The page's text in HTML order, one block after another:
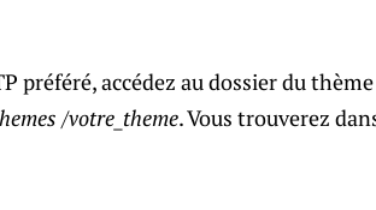
préféré, accédez au dossier du
/votre_theme. Vous trouverez